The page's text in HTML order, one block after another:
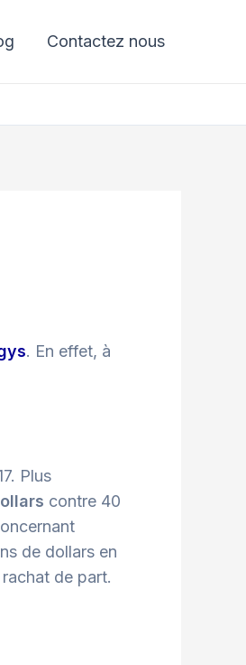
Contactez nous
. En effet, à
Plus
contre 40
de dollars en
de part.